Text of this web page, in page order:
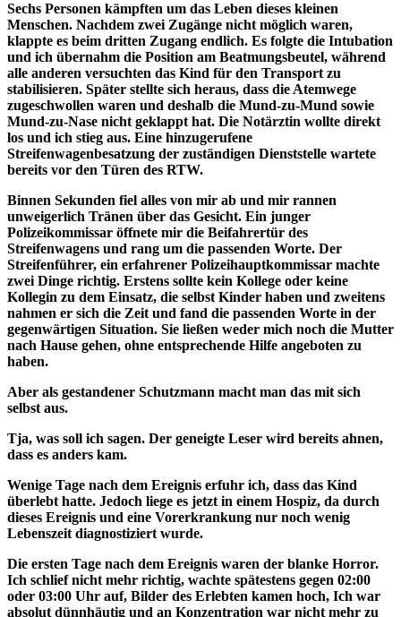
Sechs Personen kämpften um das Leben dieses kleinen
Menschen. Nachdem zwei Zugänge nicht möglich waren,
klappte es beim dritten Zugang endlich. Es folgte die Intubation
und ich übernahm die Position am Beatmungsbeutel, während
alle anderen versuchten das Kind für den Transport zu
stabilisieren. Später stellte sich heraus, dass die Atemwege
zugeschwollen waren und deshalb die Mund-zu-Mund sowie
Mund-zu-Nase nicht geklappt hat. Die Notärztin wollte direkt
los und ich stieg aus. Eine hinzugerufene
Streifenwagenbesatzung der zuständigen Dienststelle wartete
bereits vor den Türen des RTW.
Binnen Sekunden fiel alles von mir ab und mir rannen
unweigerlich Tränen über das Gesicht. Ein junger
Polizeikommissar öffnete mir die Beifahrertür des
Streifenwagens und rang um die passenden Worte. Der
Streifenführer, ein erfahrener Polizeihauptkommissar machte
zwei Dinge richtig. Erstens sollte kein Kollege oder keine
Kollegin zu dem Einsatz, die selbst Kinder haben und zweitens
nahmen er sich die Zeit und fand die passenden Worte in der
gegenwärtigen Situation. Sie ließen weder mich noch die Mutter
nach Hause gehen, ohne entsprechende Hilfe angeboten zu
haben.
Aber als gestandener Schutzmann macht man das mit sich
selbst aus.
Tja, was soll ich sagen. Der geneigte Leser wird bereits ahnen,
dass es anders kam.
Wenige Tage nach dem Ereignis erfuhr ich, dass das Kind
überlebt hatte. Jedoch liege es jetzt in einem Hospiz, da durch
dieses Ereignis und eine Vorerkrankung nur noch wenig
Lebenszeit diagnostiziert wurde.
Die ersten Tage nach dem Ereignis waren der blanke Horror.
Ich schlief nicht mehr richtig, wachte spätestens gegen 02:00
oder 03:00 Uhr auf, Bilder des Erlebten kamen hoch, Ich war
absolut dünnhäutig und an Konzentration war nicht mehr zu